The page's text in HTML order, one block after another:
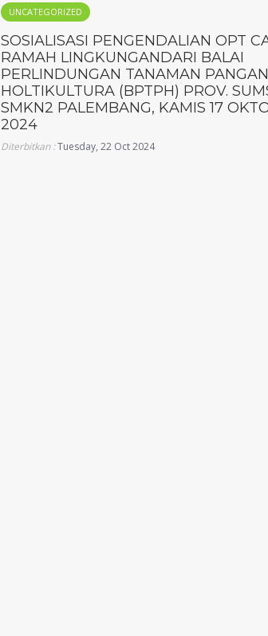
UNCATEGORIZED
SOSIALISASI PENGENDALIAN OPT
RAMAH LINGKUNGANDARI BALAI
PERLINDUNGAN TANAMAN
HOLTIKULTURA (BPTPH) PROV.
SMKN2 PALEMBANG, KAMIS 17
2024
Diterbitkan :Tuesday, 22 Oct 2024